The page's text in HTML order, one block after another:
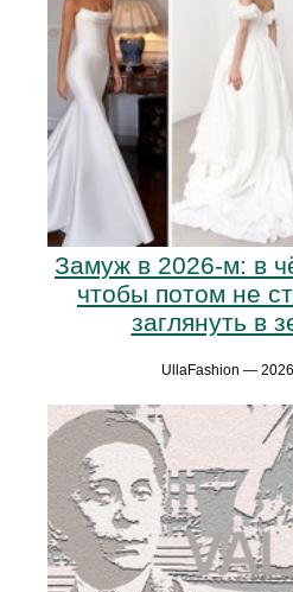
Замуж в 2026-м: в
чтобы потом не
заглянуть в
UllaFashion —